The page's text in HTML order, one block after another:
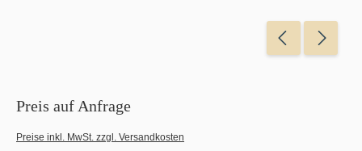
Preis auf Anfrage
Preise inkl. MwSt. zzgl. Versandkosten